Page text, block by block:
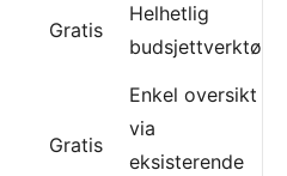
Gratis
Helhetlig
budsjettverktøy
Gratis
Enkel oversikt
via
eksisterende